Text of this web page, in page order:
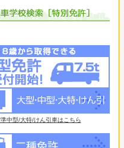
中型/大特/けん引車はこちら